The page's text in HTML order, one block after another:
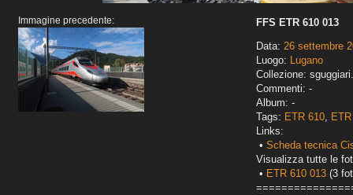
Immagine precedente:
FFS ETR 610 013
Data: 26 settembre
Luogo: Lugano
Collezione:
Commenti: -
Album: -
Tags: ETR 610,
Links:
• Scheda tecnica
Visualizza tutte le
• ETR 610 013 (3